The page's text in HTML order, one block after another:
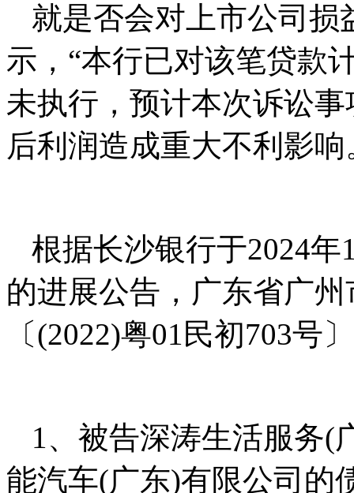
就是否会对上市公司损
示，“本行已对该笔贷款
未执行，预计本次诉讼
后利润造成重大不利影响
根据长沙银行于2024
的进展公告，广东省广
〔(2022)粤01民初703号
1、被告深涛生活服务(
能汽车(广东)有限公司的